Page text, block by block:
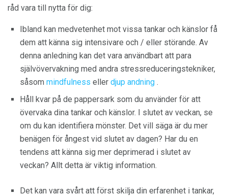
råd vara till nytta för dig:
Ibland kan medvetenhet mot vissa tankar och känslor få
dem att känna sig intensivare och / eller störande. Av
denna anledning kan det vara användbart att para
självövervakning med andra stressreduceringstekniker,
såsom mindfulness eller djup andning .
Håll kvar på de pappersark som du använder för att
övervaka dina tankar och känslor. I slutet av veckan, se
om du kan identifiera mönster. Det vill säga är du mer
benägen för ångest vid slutet av dagen? Har du en
tendens att känna sig mer deprimerad i slutet av
veckan? Allt detta är viktig information.
Det kan vara svårt att först skilja din erfarenhet i tankar,